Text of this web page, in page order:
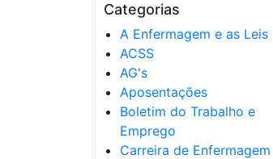
Categorias
A Enfermagem e as Leis
ACSS
AG's
Aposentações
Boletim do Trabalho e
Emprego
Carreira de Enfermagem